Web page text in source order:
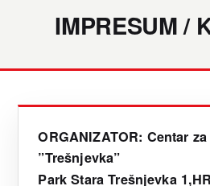
IMPRESUM /
ORGANIZATOR: Centar
”Trešnjevka”
Park Stara Trešnjevka 1,